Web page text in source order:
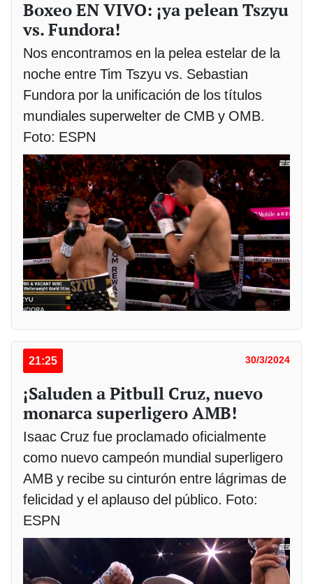
Boxeo EN VIVO: ¡ya pelean Tszyu
vs. Fundora!
Nos encontramos en la pelea estelar de la
noche entre Tim Tszyu vs. Sebastian
Fundora por la unificación de los títulos
mundiales superwelter de CMB y OMB.
Foto: ESPN
21:25 30/3/2024
¡Saluden a Pitbull Cruz, nuevo
monarca superligero AMB!
Isaac Cruz fue proclamado oficialmente
como nuevo campeón mundial superligero
AMB y recibe su cinturón entre lágrimas de
felicidad y el aplauso del público. Foto:
ESPN